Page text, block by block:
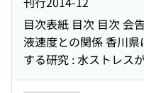
ンソバ系統'九州D6号'
ヘアリーベッチすき込
及ぼす影響(日本作物
要旨) 湿潤不織布によ
ぼす影響(日本作物学
目次表紙 目次 目次 会
液速度との関係 香川
する研究 : 水ストレス
日本作物学会四国支部